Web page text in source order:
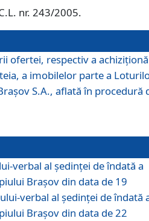
nr. 243/2005.
ofertei, respectiv a
a imobilelor parte a
S.A., aflată în procedură
verbal al şedinţei de îndată a
Braşov din data de 19
verbal al şedinţei de îndată
Braşov din data de 22